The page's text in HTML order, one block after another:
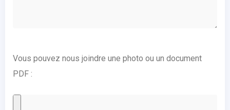
Vous pouvez nous joindre une photo ou un document
PDF :